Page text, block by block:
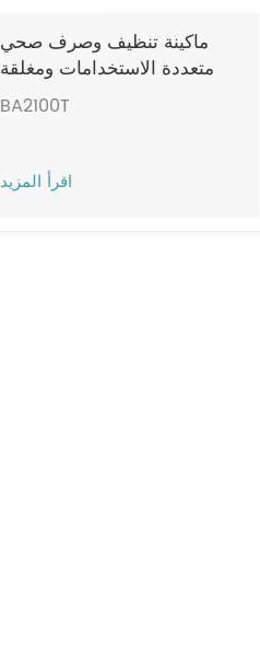
ماكينة تنظيف وصرف صحي
متعددة الاستخدامات ومغلقة
بالكامل JIECHI BA2100TBA2100T
اقرأ المزيد